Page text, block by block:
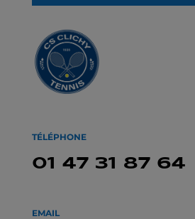
TÉLÉPHONE
01 47 31 87 64
EMAIL